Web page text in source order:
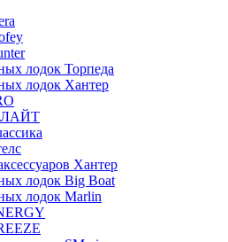
лодок Торпеда
лодок Хантер
ЛАЙТ
Хантер
лодок Big Boat
лодок Marlin